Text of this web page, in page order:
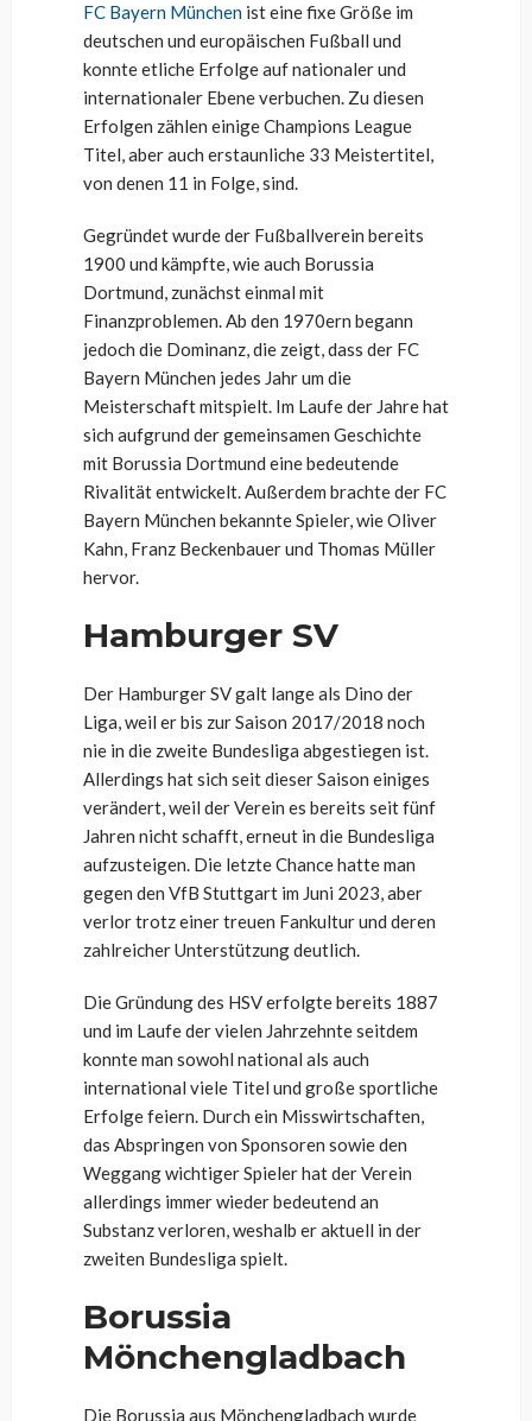
FC Bayern München ist eine fixe Größe im
deutschen und europäischen Fußball und
konnte etliche Erfolge auf nationaler und
internationaler Ebene verbuchen. Zu diesen
Erfolgen zählen einige Champions League
Titel, aber auch erstaunliche 33 Meistertitel,
von denen 11 in Folge, sind.
Gegründet wurde der Fußballverein bereits
1900 und kämpfte, wie auch Borussia
Dortmund, zunächst einmal mit
Finanzproblemen. Ab den 1970ern begann
jedoch die Dominanz, die zeigt, dass der FC
Bayern München jedes Jahr um die
Meisterschaft mitspielt. Im Laufe der Jahre hat
sich aufgrund der gemeinsamen Geschichte
mit Borussia Dortmund eine bedeutende
Rivalität entwickelt. Außerdem brachte der FC
Bayern München bekannte Spieler, wie Oliver
Kahn, Franz Beckenbauer und Thomas Müller
hervor.
Hamburger SV
Der Hamburger SV galt lange als Dino der
Liga, weil er bis zur Saison 2017/2018 noch
nie in die zweite Bundesliga abgestiegen ist.
Allerdings hat sich seit dieser Saison einiges
verändert, weil der Verein es bereits seit fünf
Jahren nicht schafft, erneut in die Bundesliga
aufzusteigen. Die letzte Chance hatte man
gegen den VfB Stuttgart im Juni 2023, aber
verlor trotz einer treuen Fankultur und deren
zahlreicher Unterstützung deutlich.
Die Gründung des HSV erfolgte bereits 1887
und im Laufe der vielen Jahrzehnte seitdem
konnte man sowohl national als auch
international viele Titel und große sportliche
Erfolge feiern. Durch ein Misswirtschaften,
das Abspringen von Sponsoren sowie den
Weggang wichtiger Spieler hat der Verein
allerdings immer wieder bedeutend an
Substanz verloren, weshalb er aktuell in der
zweiten Bundesliga spielt.
Borussia
Mönchengladbach
Die Borussia aus Mönchengladbach wurde